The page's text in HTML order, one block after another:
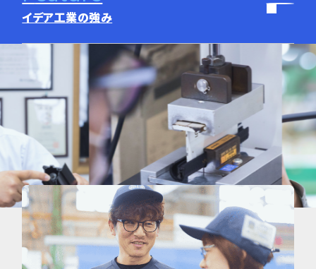
イデア工業の強み